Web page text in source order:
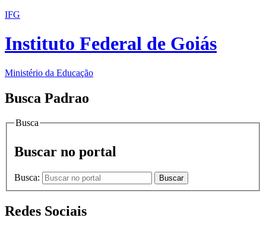
IFG
Instituto Federal de Goiás
Ministério da Educação
Busca Padrao
Busca
Buscar no portal
Busca: Buscar
Redes Sociais